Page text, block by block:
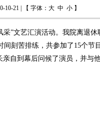
10-21 | 【 字体： 大 中 小 】
”文艺汇演活动。我院离退
刻苦排练，共参加了15个节
自到幕后问候了演员，并与